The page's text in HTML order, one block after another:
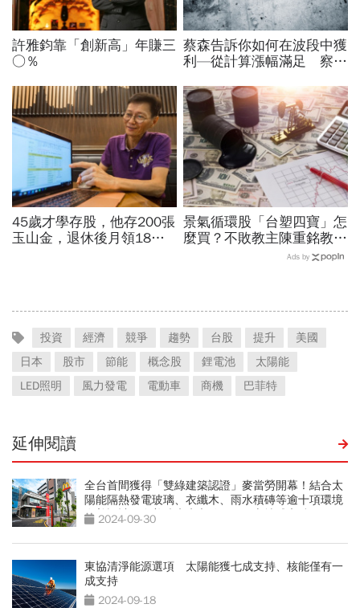
許雅鈞靠「創新高」年賺三
○％
蔡森告訴你如何在波段中獲
利—從計算漲幅滿足 察覺
45歲才學存股，他存200張
玉山金，退休後月領18萬
景氣循環股「台塑四寶」怎
麼買？不敗教主陳重銘教你
如何正確「評估價值」，趁
Ads by
投資 經濟 競爭 趨勢 台股 提升
美國
日本
股市 節能 概念股 鋰電池
太陽能
LED照明
風力發電 電動車 商機 巴菲特
延伸閱讀
全台首間獲得「雙綠建築認證」麥當勞開幕！結合太
陽能隔熱發電玻璃、衣纖木、雨水積磚等逾十項環境
友善設計，在美味療癒之餘，更關心地球永續！
2024-09-30
東協清淨能源選項 太陽能獲七成支持、核能僅有一
成支持
2024-09-18